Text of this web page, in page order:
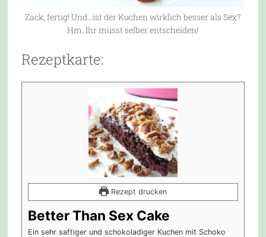
Zack, fertig! Und…ist der Kuchen wirklich besser als Sex?
Hm. Ihr müsst selber entscheiden!
Rezeptkarte:
Rezept drucken
Better Than Sex Cake
Ein sehr saftiger und schokoladiger Kuchen mit Schoko